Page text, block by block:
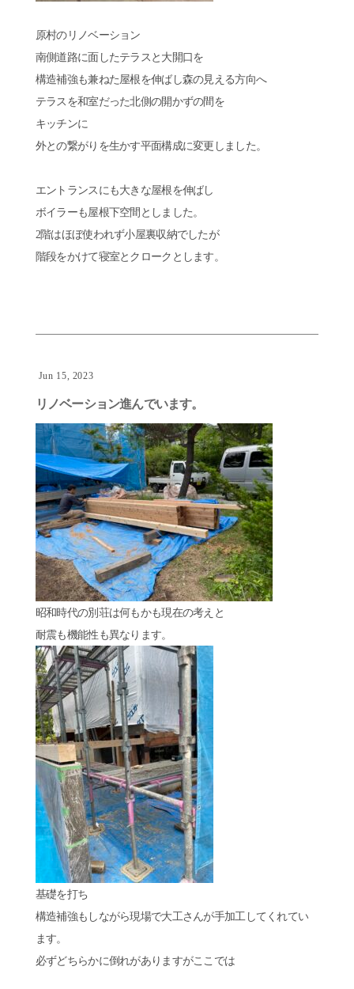
原村のリノベーション
南側道路に面したテラスと大開口を
構造補強も兼ねた屋根を伸ばし森の見える方向へ
テラスを和室だった北側の開かずの間を
キッチンに
外との繋がりを生かす平面構成に変更しました。
エントランスにも大きな屋根を伸ばし
ボイラーも屋根下空間としました。
2階はほぼ使われず小屋裏収納でしたが
階段をかけて寝室とクロークとします。
Jun 15, 2023
リノベーション進んでいます。
昭和時代の別荘は何もかも現在の考えと
耐震も機能性も異なります。
基礎を打ち
構造補強もしながら現場で大工さんが手加工してくれてい
ます。
必ずどちらかに倒れがありますがここでは